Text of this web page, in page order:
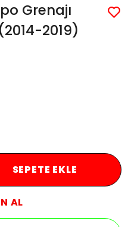
Grenajı
2019)
SEPETE EKLE
AL